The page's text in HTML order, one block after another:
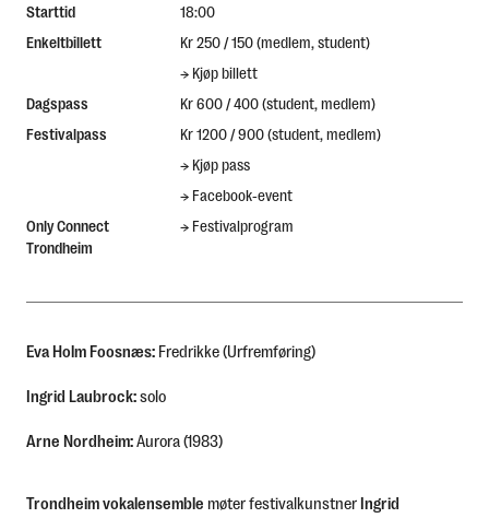
Starttid
18:00
Enkeltbillett
Kr 250 / 150 (medlem, student)
→ Kjøp billett
Dagspass
Kr 600 / 400 (student, medlem)
Festivalpass
Kr 1200 / 900 (student, medlem)
→ Kjøp pass
→ Facebook-event
Only Connect
Trondheim
→ Festivalprogram
Eva Holm Foosnæs: Fredrikke(Urfremføring)
Ingrid Laubrock:solo
Arne Nordheim:Aurora(1983)
Trondheim vokalensemble møter festivalkunstnerIngrid